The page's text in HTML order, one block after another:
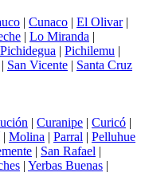
| Cunaco | El Olivar|
| Lo Miranda |
Pichidegua | Pichilemu |
| San Vicente | Santa Cruz
| Curanipe | Curicó |
| Molina | Parral | Pelluhue
| San Rafael |
| Yerbas Buenas |